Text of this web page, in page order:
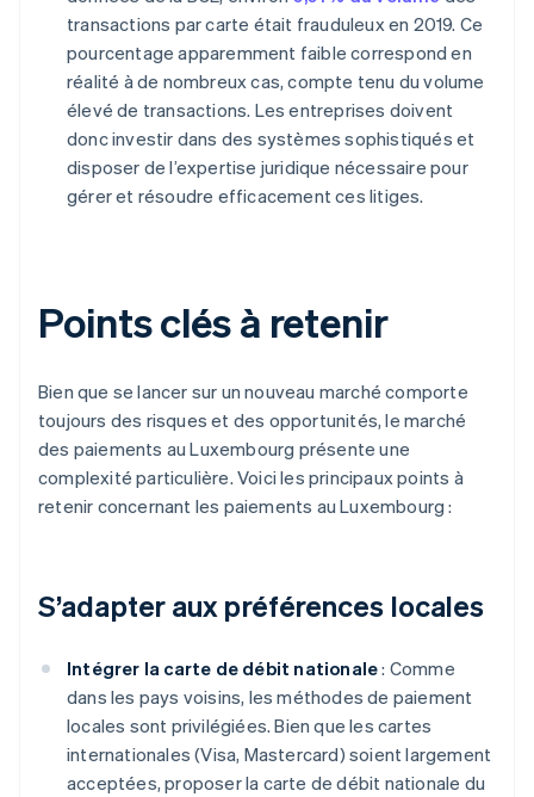
transactions par carte était frauduleux en 2019. Ce
pourcentage apparemment faible correspond en
réalité à de nombreux cas, compte tenu du volume
élevé de transactions. Les entreprises doivent
donc investir dans des systèmes sophistiqués et
disposer de l’expertise juridique nécessaire pour
gérer et résoudre efficacement ces litiges.
Points clés à retenir
Bien que se lancer sur un nouveau marché comporte
toujours des risques et des opportunités, le marché
des paiements au Luxembourg présente une
complexité particulière. Voici les principaux points à
retenir concernant les paiements au Luxembourg :
S’adapter aux préférences locales
Intégrer la carte de débit nationale: Comme
dans les pays voisins, les méthodes de paiement
locales sont privilégiées. Bien que les cartes
internationales (Visa, Mastercard) soient largement
acceptées, proposer la carte de débit nationale du